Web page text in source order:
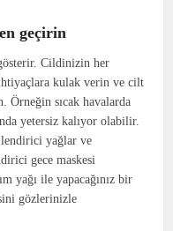
geçirin
Cildinizin her
kulak verin ve cilt
Örneğin sıcak havalarda
yetersiz kalıyor olabilir.
yağlar ve
gece maskesi
yağı ile yapacağınız bir
gözlerinizle